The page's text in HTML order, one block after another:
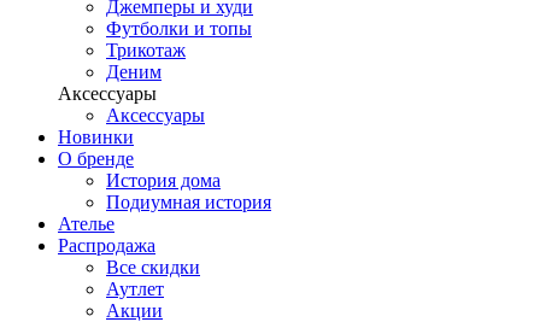
Джемперы и худи
Футболки и топы
Трикотаж
Деним
Аксессуары
Аксессуары
Новинки
О бренде
История дома
Подиумная история
Ателье
Распродажа
Все скидки
Аутлет
Акции